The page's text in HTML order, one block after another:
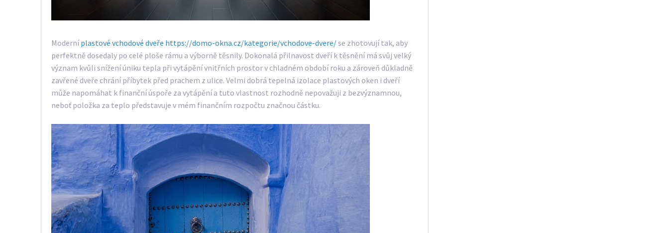
Moderníplastové vchodové dveře https://domo-okna.cz/kategorie/vchodove-dvere/se zhotovují tak, aby
perfektně dosedaly po celé ploše rámu a výborně těsnily. Dokonalá přilnavost dveří k těsnění má svůj velký
význam kvůli snížení úniku tepla při vytápění vnitřních prostor v chladném období roku a zároveň důkladně
zavřené dveře chrání příbytek před prachem z ulice. Velmi dobrá tepelná izolace plastových oken i dveří
může napomáhat k finanční úspoře za vytápění a tuto vlastnost rozhodně nepovažuji z bezvýznamnou,
neboť položka za teplo představuje v mém finančním rozpočtu značnou částku.